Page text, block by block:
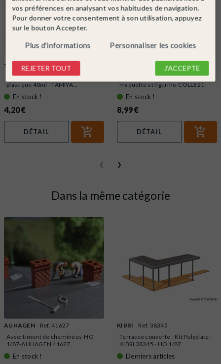
TAMIYA
Ref. 87003
Colle avec pinceau pour maquette
plastique 40ml - TAMIYA...
En stock !
4,20 €
DÉTAIL
Ref. colle21
Colle 21 cyanoacrylate 21g pour
maquette et figurine-COLLE21
En stock !
8,99 €
DÉTAIL
‹ ›
Dans la même catégorie
AUHAGEN
Ref. 41627
Assortiment de cheminées-HO
1/87-AUHAGEN 41627
En stock !
KIBRI
Ref. 38345
Terrasse couverte - Kit Polyplate -
KIBRI 38345 - HO 1/87
Derniers articles
vos préférences en analysant vos habitudes de navigation.
Pour donner votre consentement à son utilisation, appuyez
sur le bouton Accepter.
Plus d'informations Personnaliser les cookies
REJETER TOUT J'ACCEPTE